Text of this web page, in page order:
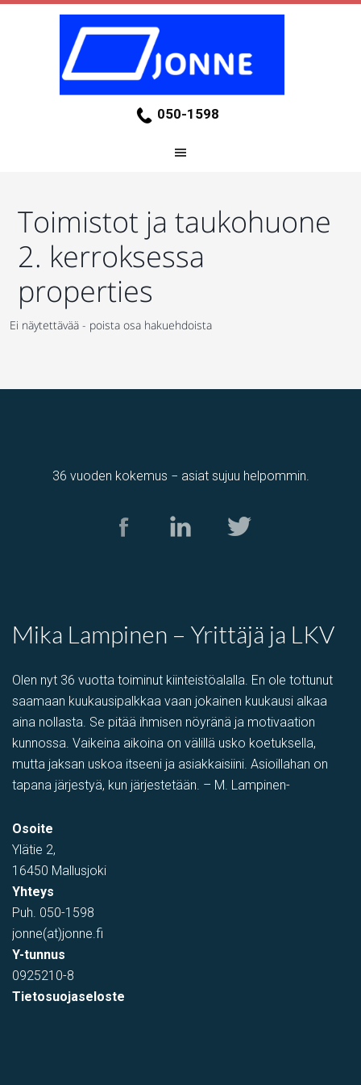
050-1598
Toimistot ja taukohuone
2. kerroksessa
properties
Ei näytettävää - poista osa hakuehdoista
36 vuoden kokemus − asiat sujuu helpommin.
Mika Lampinen – Yrittäjä ja LKV
Olen nyt 36 vuotta toiminut kiinteistöalalla. En ole tottunut
saamaan kuukausipalkkaa vaan jokainen kuukausi alkaa
aina nollasta. Se pitää ihmisen nöyränä ja motivaation
kunnossa. Vaikeina aikoina on välillä usko koetuksella,
mutta jaksan uskoa itseeni ja asiakkaisiini. Asioillahan on
tapana järjestyä, kun järjestetään. – M. Lampinen-
Osoite
Ylätie 2,
16450 Mallusjoki
Yhteys
Puh. 050-1598
jonne(at)jonne.fi
Y-tunnus
0925210-8
Tietosuojaseloste